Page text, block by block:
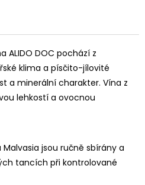
ALIDO DOC pochází z
klima a písčito-jílovité
a minerální charakter. Vína z
lehkostí a ovocnou
jsou ručně sbírány a
tancích při kontrolované